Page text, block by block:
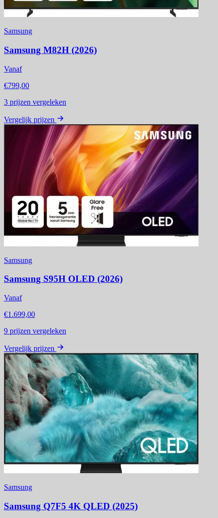
Samsung
Samsung M82H (2026)
Vanaf
€799,00
3 prijzen vergeleken
Vergelijk prijzen
Samsung
Samsung S95H OLED (2026)
Vanaf
€1.699,00
9 prijzen vergeleken
Vergelijk prijzen
Samsung
Samsung Q7F5 4K QLED (2025)